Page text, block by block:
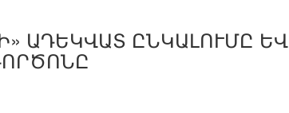
ԱԴԵԿՎԱՏ ԸՆԿԱԼՈՒՄԸ ԵՎ